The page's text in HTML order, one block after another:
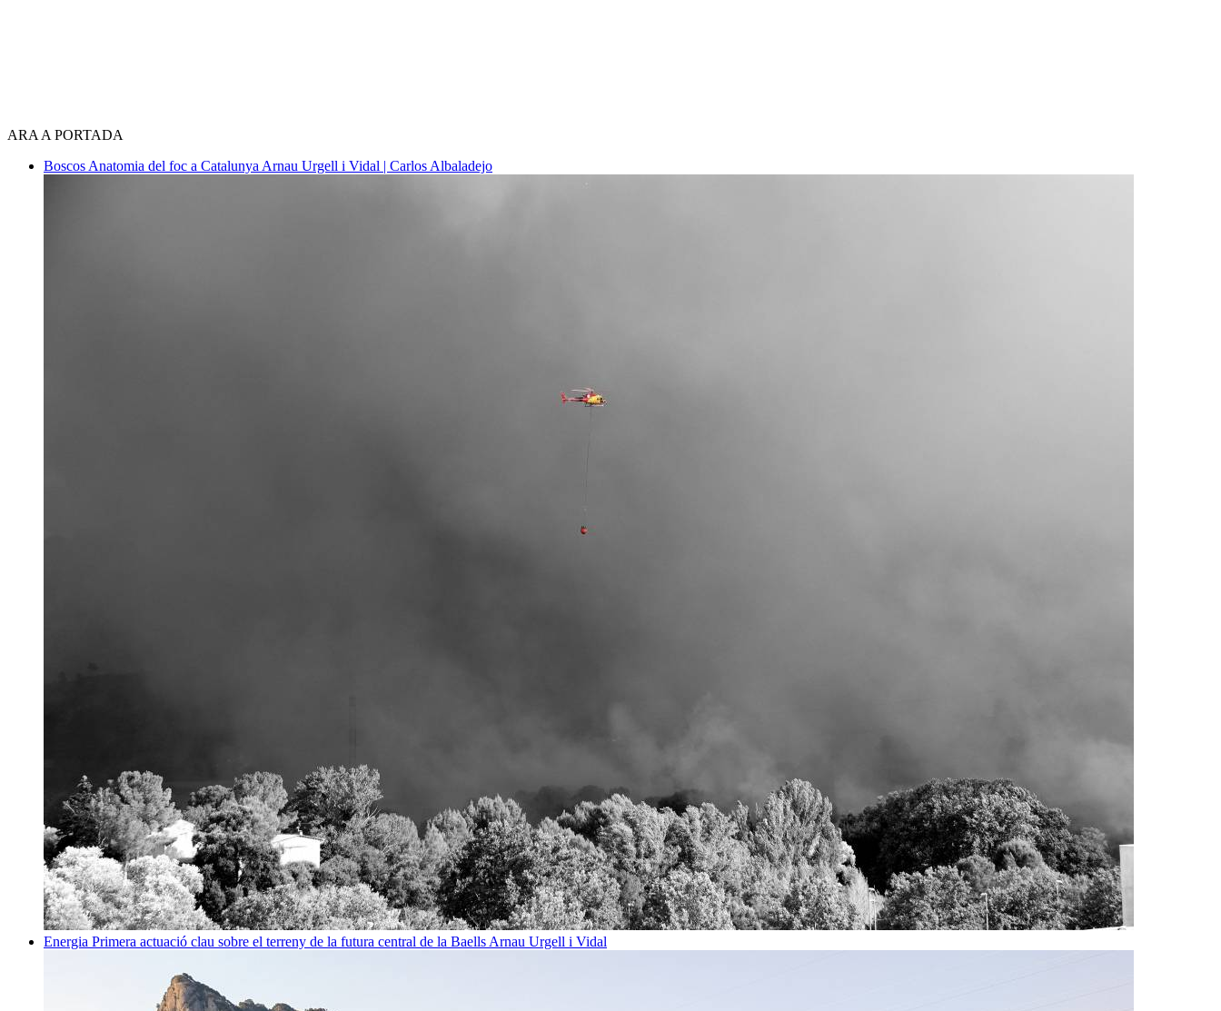
ARA A PORTADA
Boscos Anatomia del foc a Catalunya Arnau Urgell i Vidal | Carlos Albaladejo
Energia Primera actuació clau sobre el terreny de la futura central de la Baells Arnau Urgell i Vidal